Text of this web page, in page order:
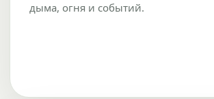
дыма, огня и событий.